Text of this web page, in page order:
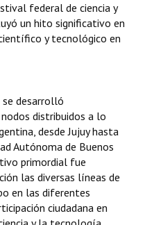
federal de ciencia y
un hito significativo en
y tecnológico en
se desarrolló
distribuidos a lo
desde Jujuy hasta
Autónoma de Buenos
primordial fue
las diversas líneas de
en las diferentes
ciudadana en